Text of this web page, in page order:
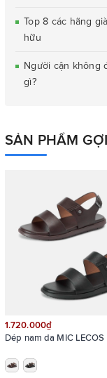
Top 8 các hãng
hữu
Người cận không
gì?
SẢN PHẨM
1.720.000₫
Dép nam da MIC LECOS